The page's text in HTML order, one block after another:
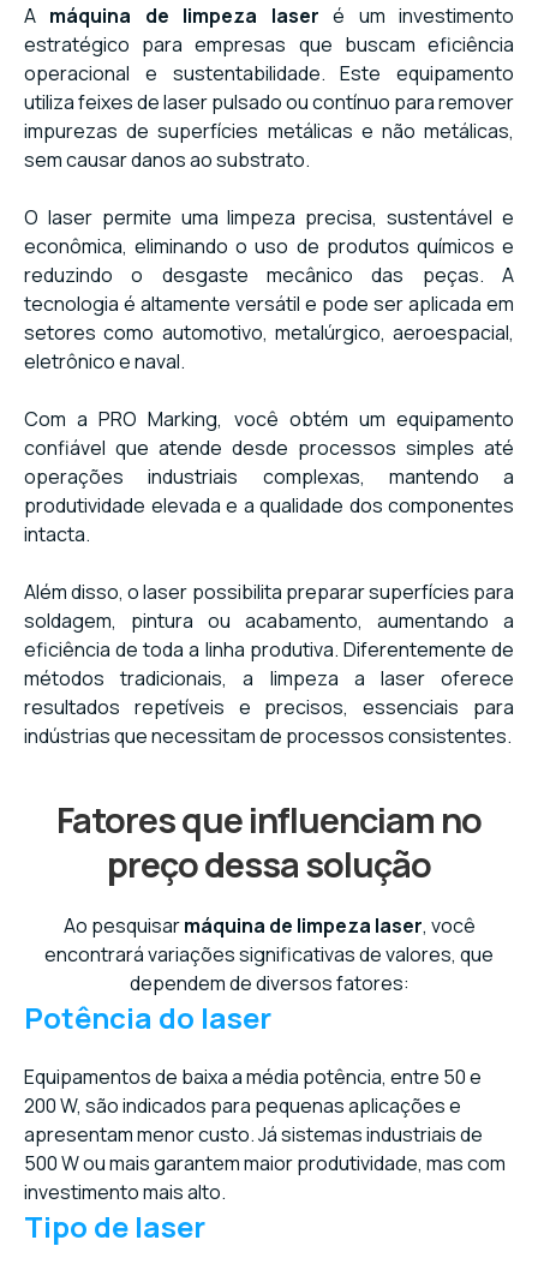
A máquina de limpeza laseré um investimento
estratégico para empresas que buscam eficiência
operacional e sustentabilidade. Este equipamento
utiliza feixes de laser pulsado ou contínuo para remover
impurezas de superfícies metálicas e não metálicas,
sem causar danos ao substrato.
O laser permite uma limpeza precisa, sustentável e
econômica, eliminando o uso de produtos químicos e
reduzindo o desgaste mecânico das peças. A
tecnologia é altamente versátil e pode ser aplicada em
setores como automotivo, metalúrgico, aeroespacial,
eletrônico e naval.
Com a PRO Marking, você obtém um equipamento
confiável que atende desde processos simples até
operações industriais complexas, mantendo a
produtividade elevada e a qualidade dos componentes
intacta.
Além disso, o laser possibilita preparar superfícies para
soldagem, pintura ou acabamento, aumentando a
eficiência de toda a linha produtiva. Diferentemente de
métodos tradicionais, a limpeza a laser oferece
resultados repetíveis e precisos, essenciais para
indústrias que necessitam de processos consistentes.
Fatores que influenciam no
preço dessa solução
Ao pesquisarmáquina de limpeza laser, você
encontrará variações significativas de valores, que
dependem de diversos fatores:
Potência do laser
Equipamentos de baixa a média potência, entre 50 e
200 W, são indicados para pequenas aplicações e
apresentam menor custo. Já sistemas industriais de
500 W ou mais garantem maior produtividade, mas com
investimento mais alto.
Tipo de laser